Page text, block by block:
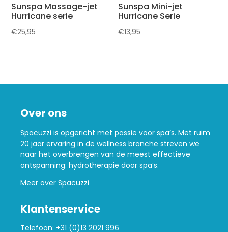
Sunspa Massage-jet
Hurricane serie
€25,95
Sunspa Mini-jet
Hurricane Serie
€13,95
Over ons
Spacuzzi is opgericht met passie voor spa’s. Met ruim
20 jaar ervaring in de wellness branche streven we
naar het overbrengen van de meest effectieve
ontspanning: hydrotherapie door spa’s.
Meer over Spacuzzi
Klantenservice
Telefoon: +31 (0)13 2021 996